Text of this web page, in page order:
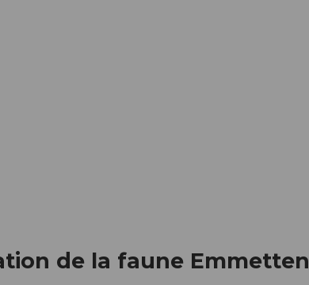
de la faune Emmetten